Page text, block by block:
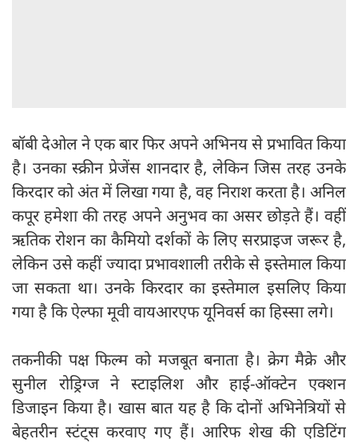
बॉबी देओल ने एक बार फिर अपने अभिनय से प्रभावित किया
है। उनका स्क्रीन प्रेजेंस शानदार है, लेकिन जिस तरह उनके
किरदार को अंत में लिखा गया है, वह निराश करता है। अनिल
कपूर हमेशा की तरह अपने अनुभव का असर छोड़ते हैं। वहीं
ऋतिक रोशन का कैमियो दर्शकों के लिए सरप्राइज जरूर है,
लेकिन उसे कहीं ज्यादा प्रभावशाली तरीके से इस्तेमाल किया
जा सकता था। उनके किरदार का इस्तेमाल इसलिए किया
गया है कि ऐल्फा मूवी वायआरएफ यूनिवर्स का हिस्सा लगे।
तकनीकी पक्ष फिल्म को मजबूत बनाता है। क्रेग मैक्रे और
सुनील रोड्रिग्ज ने स्टाइलिश और हाई-ऑक्टेन एक्शन
डिजाइन किया है। खास बात यह है कि दोनों अभिनेत्रियों से
बेहतरीन स्टंट्स करवाए गए हैं। आरिफ शेख की एडिटिंग